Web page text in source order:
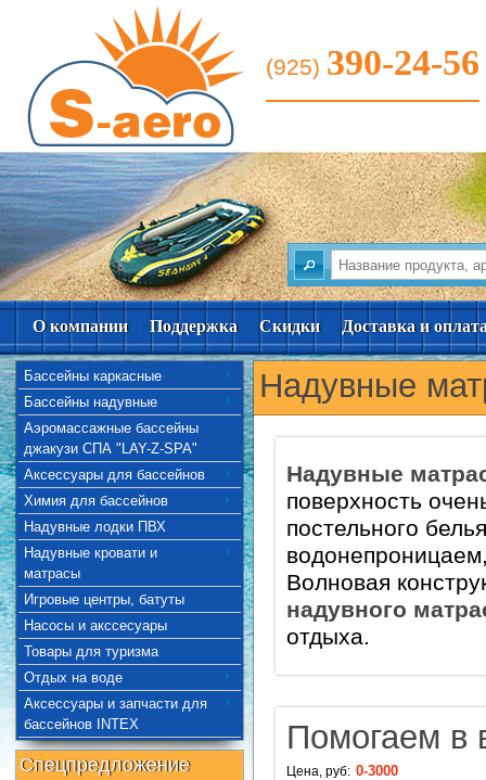
(925) 390-24-56
О компании Поддержка Скидки Доставка и
Бассейны каркасные
Бассейны надувные
Аэромассажные бассейны
джакузи СПА "LAY-Z-SPA"
Аксессуары для бассейнов
Химия для бассейнов
Надувные лодки ПВХ
Надувные кровати и
матрасы
Игровые центры, батуты
Насосы и акссесуары
Товары для туризма
Отдых на воде
Аксессуары и запчасти для
бассейнов INTEX
Спецпредложение
Надувные
Надувные
поверхность
постельного
Волновая
надувного
отдыха.
Помогаем в
Цена, руб: